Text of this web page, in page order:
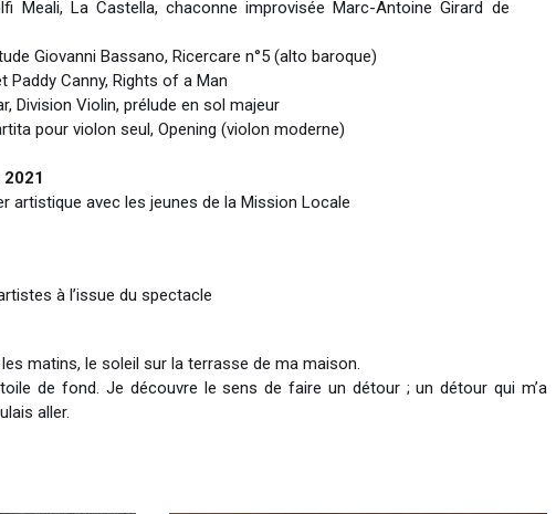
Meali, La Castella, chaconne improvisée Marc-Antoine Girard de
Giovanni Bassano, Ricercare n°5 (alto baroque)
Paddy Canny, Rights of a Man
Division Violin, prélude en sol majeur
pour violon seul, Opening (violon moderne)
artistique avec les jeunes de la Mission Locale
à l’issue du spectacle
matins, le soleil sur la terrasse de ma maison.
de fond. Je découvre le sens de faire un détour ; un détour qui m’a
aller.